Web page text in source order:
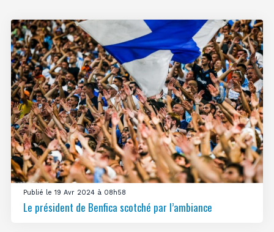
Publié le 19 Avr 2024 à 08h58
Le président de Benfica scotché par l’ambiance